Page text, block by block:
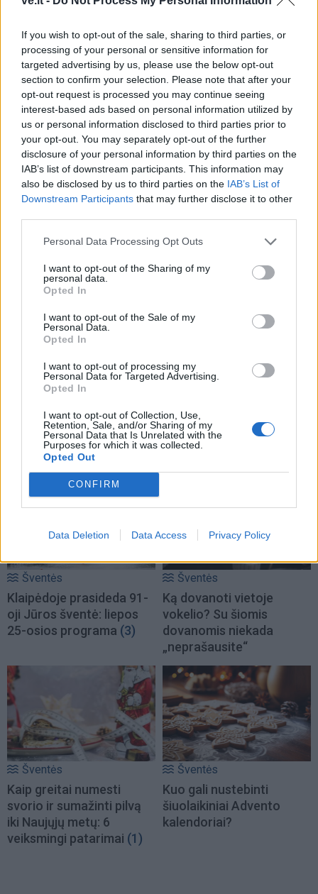
If you wish to opt-out of the sale, sharing to third parties, or
processing of your personal or sensitive information for
targeted advertising by us, please use the below opt-out
section to confirm your selection. Please note that after your
opt-out request is processed you may continue seeing
interest-based ads based on personal information utilized by
us or personal information disclosed to third parties prior to
your opt-out. You may separately opt-out of the further
disclosure of your personal information by third parties on the
IAB’s list of downstream participants. This information may
also be disclosed by us to third parties on the IAB’s List of
Downstream Participants that may further disclose it to other
Personal Data Processing Opt Outs
I want to opt-out of the Sharing of my
personal data.
Opted In
I want to opt-out of the Sale of my
Personal Data.
Opted In
I want to opt-out of processing my
Personal Data for Targeted Advertising.
Opted In
I want to opt-out of Collection, Use,
Retention, Sale, and/or Sharing of my
Personal Data that Is Unrelated with the
Purposes for which it was collected.
Opted Out
CONFIRM
Data Deletion Data Access Privacy Policy
TAIP PAT SKAITYKITE
Šventės
Stilistė patarė, kuo
puoštis Kūčioms ir
Šventės
Miškininkai ir policijos
pareigūnai vairuotojams
medelius
Šventės
Iki kada į užsienį išsiųsti
Šventės
dalykus, kad namuose jų
spygliai nenubyrėtų iki
Šventės
Klaipėdoje prasideda 91-
oji Jūros šventė: liepos
25-osios programa (3)
Šventės
Ką dovanoti vietoje
vokelio? Su šiomis
dovanomis niekada
„neprašausite“
Šventės
Kaip greitai numesti
svorio ir sumažinti pilvą
iki Naujųjų metų: 6
veiksmingi patarimai (1)
Šventės
Kuo gali nustebinti
šiuolaikiniai Advento
kalendoriai?